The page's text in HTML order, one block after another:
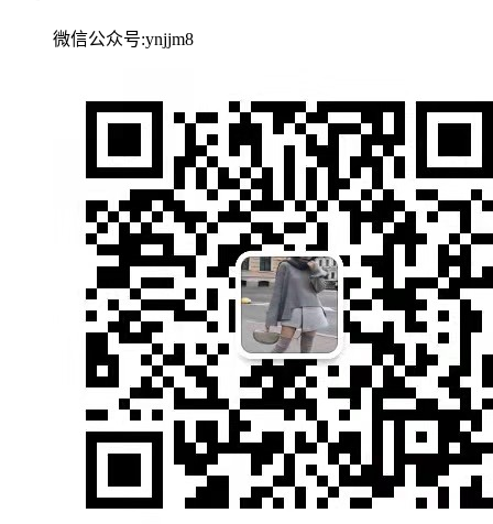
微信公众号:ynjjm8